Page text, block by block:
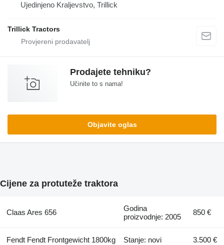
Ujedinjeno Kraljevstvo, Trillick
Trillick Tractors
Prodajete tehniku?
Učinite to s nama!
Objavite oglas
Cijene za protuteže traktora
Claas Ares 656
Godina
proizvodnje: 2005
850 €
Fendt Fendt Frontgewicht 1800kg Stanje: novi 3.500 €